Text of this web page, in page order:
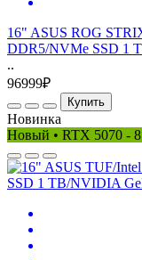
16" ASUS ROG
DDR5/NVMe SSD 1
..
96999₽
Купить
Новинка
Новый • RTX 5070 -